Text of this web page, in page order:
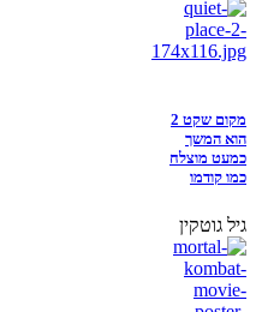
מקום שקט 2
הוא המשך
כמעט מוצלח
כמו קודמו
גיל גוטקין